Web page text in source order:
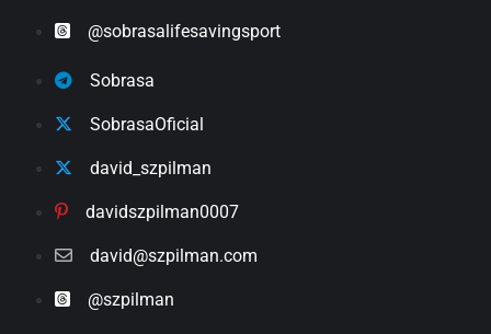
@sobrasalifesavingsport
Sobrasa
SobrasaOficial
david_szpilman
davidszpilman0007
david@szpilman.com
@szpilman